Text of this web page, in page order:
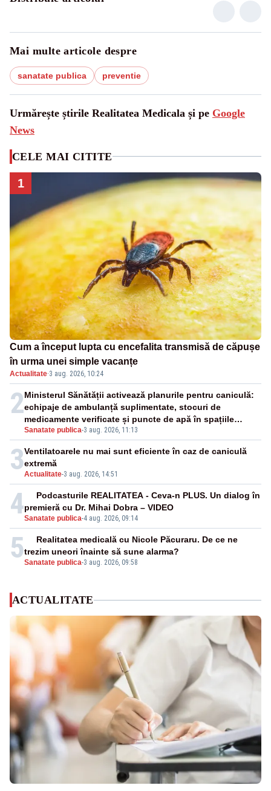
Mai multe articole despre
sanatate publica preventie
Urmărește știrile Realitatea Medicala și pe Google
News
CELE MAI CITITE
1
Cum a început lupta cu encefalita transmisă de căpușe
în urma unei simple vacanțe
Actualitate·3 aug. 2026, 10:24
2
Sanatate publica-3 aug. 2026, 11:13
Ministerul Sănătății activează planurile pentru caniculă:
echipaje de ambulanță suplimentate, stocuri de
medicamente verificate și puncte de apă în spațiile
publice
3Actualitate-3 aug. 2026, 14:51
Ventilatoarele nu mai sunt eficiente în caz de caniculă
extremă
4Sanatate publica-4 aug. 2026, 09:14
Podcasturile REALITATEA - Ceva-n PLUS. Un dialog în
premieră cu Dr. Mihai Dobra – VIDEO
5Sanatate publica-3 aug. 2026, 09:58
Realitatea medicală cu Nicole Păcuraru. De ce ne
trezim uneori înainte să sune alarma?
ACTUALITATE